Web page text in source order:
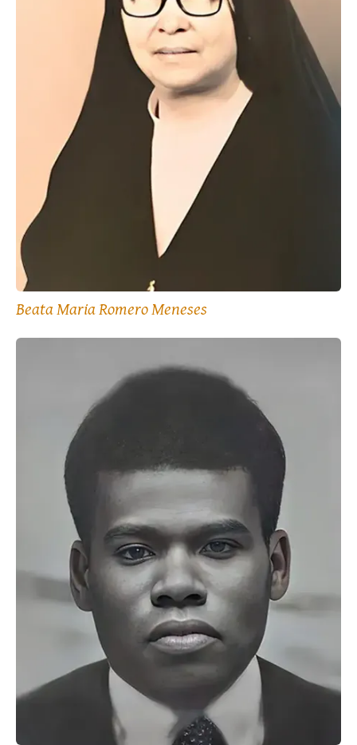
Beata Maria Romero Meneses